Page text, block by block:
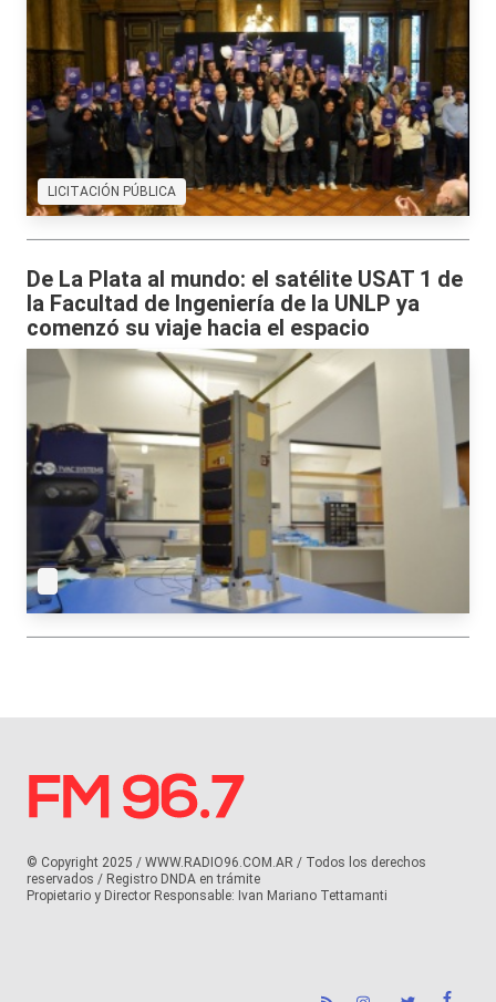
LICITACIÓN PÚBLICA
De La Plata al mundo: el satélite USAT 1 de
la Facultad de Ingeniería de la UNLP ya
comenzó su viaje hacia el espacio
© Copyright 2025 / WWW.RADIO96.COM.AR / Todos los derechos
reservados / Registro DNDA en trámite
Propietario y Director Responsable: Ivan Mariano Tettamanti